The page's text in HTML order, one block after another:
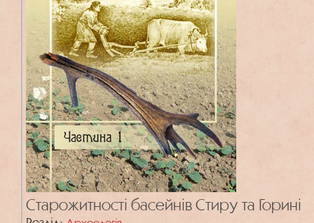
Старожитності басейнів Стиру та Горині